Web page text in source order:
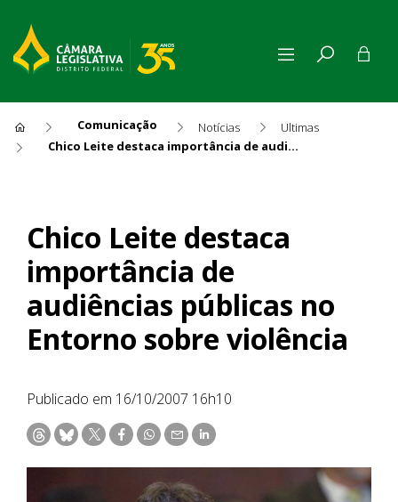
Comunicação Notícias
Ultimas
Chico Leite destaca importância de audiências públicas no Entorno sobre violência
Chico Leite destaca
importância de
audiências públicas no
Entorno sobre violência
Publicado em 16/10/2007 16h10